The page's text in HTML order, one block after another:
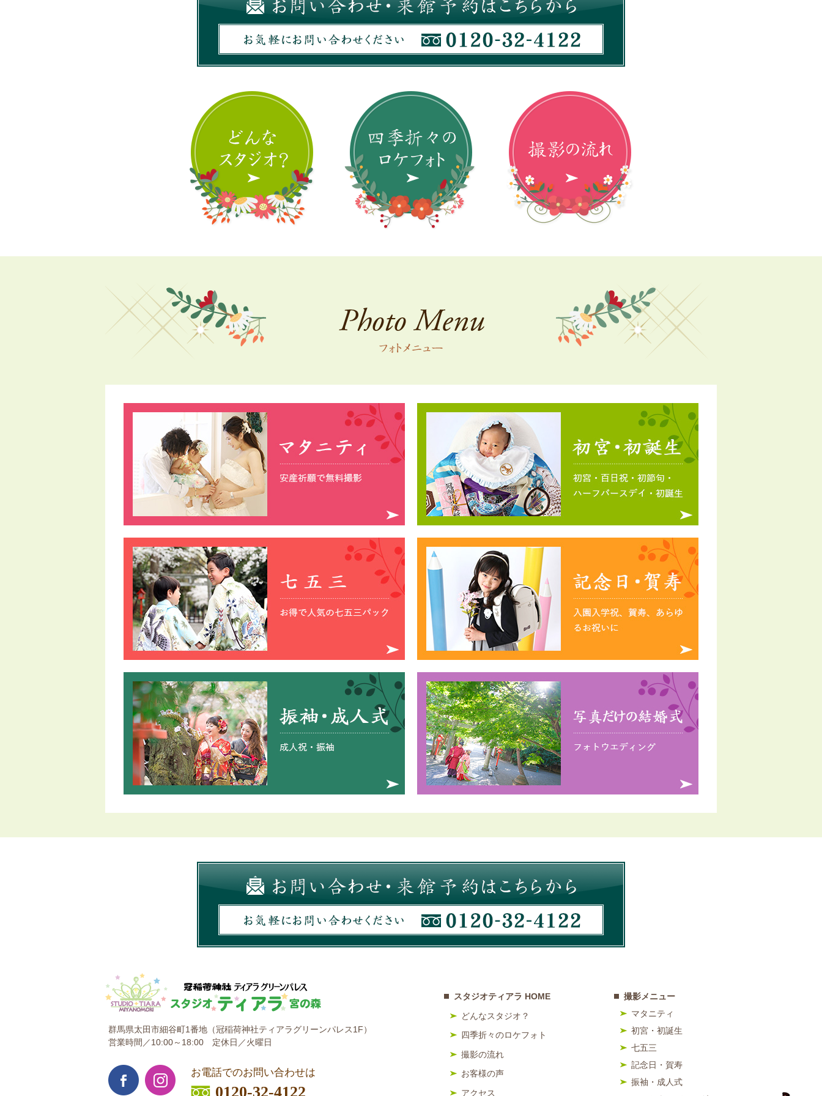
スタジオティアラ HOME
どんなスタジオ？
四季折々のロケフォト
撮影の流れ
お客様の声
アクセス
撮影メニュー
マタニティ
初宮・初誕生
七五三
記念日・賀寿
振袖・成人式
群馬県太田市細谷町1番地（冠稲荷神社ティアラグリーンパレス1F）
営業時間／10:00～18:00 定休日／火曜日
お電話でのお問い合わせは
0120-32-4122